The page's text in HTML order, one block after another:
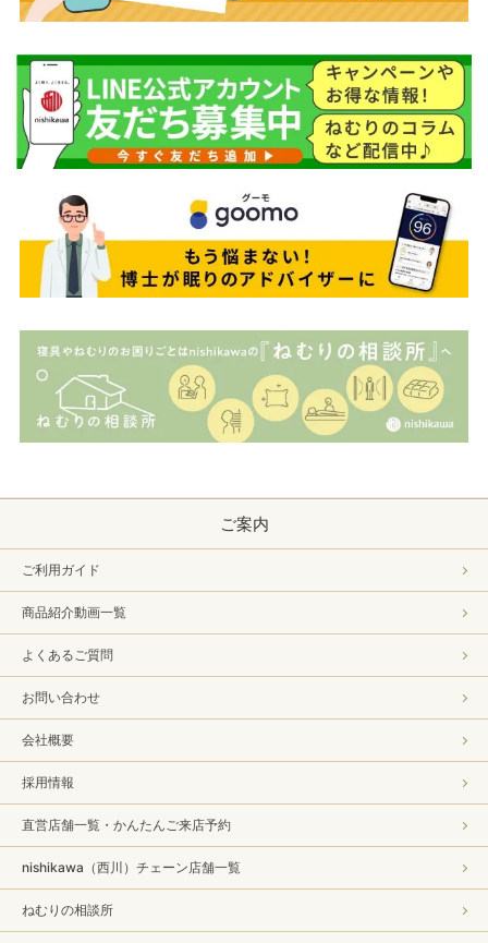
ご案内
ご利用ガイド
商品紹介動画一覧
よくあるご質問
お問い合わせ
会社概要
採用情報
直営店舗一覧・かんたんご来店予約
nishikawa（西川）チェーン店舗一覧
ねむりの相談所